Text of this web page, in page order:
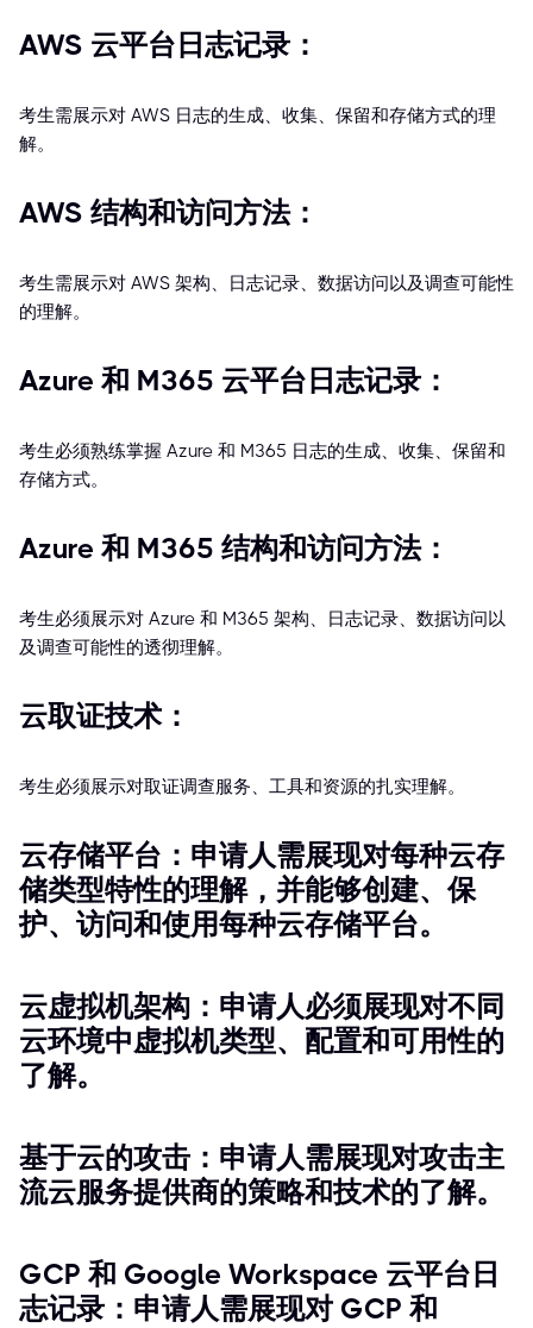
AWS 云平台日志记录：
考生需展示对 AWS 日志的生成、收集、保留和存储方式的理
解。
AWS 结构和访问方法：
考生需展示对 AWS 架构、日志记录、数据访问以及调查可能性
的理解。
Azure 和 M365 云平台日志记录：
考生必须熟练掌握 Azure 和 M365 日志的生成、收集、保留和
存储方式。
Azure 和 M365 结构和访问方法：
考生必须展示对 Azure 和 M365 架构、日志记录、数据访问以
及调查可能性的透彻理解。
云取证技术：
考生必须展示对取证调查服务、工具和资源的扎实理解。
云存储平台：申请人需展现对每种云存
储类型特性的理解，并能够创建、保
护、访问和使用每种云存储平台。
云虚拟机架构：申请人必须展现对不同
云环境中虚拟机类型、配置和可用性的
了解。
基于云的攻击：申请人需展现对攻击主
流云服务提供商的策略和技术的了解。
GCP 和 Google Workspace 云平台日
志记录：申请人需展现对 GCP 和